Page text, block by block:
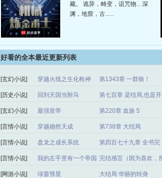
藏。 诡异，畸变，诅咒物... 深
渊，地窟，古......
好看的全本最近更新列表
[玄幻小说] 穿越火线之生化枪神 第1343章 一群狼！
[历史小说] 回到天国当附马 第七百章 是结局,也是
[玄幻小说] 最强皇帝 第220章 血族 5
[言情小说] 穿越婚然天成 第738章 大结局
[言情小说] 盘龙之成长系统 第四百七十九章 全书完
[言情小说] 我的左手里有一个帝国 完结感言（因为喜欢，
[网游小说] 绿茵彗星 大结局 华丽的转身